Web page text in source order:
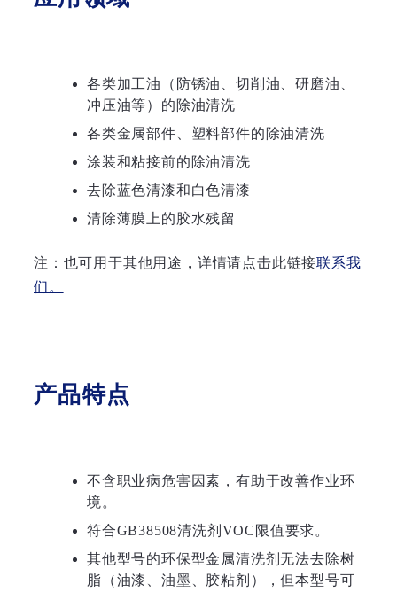
各类加工油（防锈油、切削油、研磨油、
冲压油等）的除油清洗
各类金属部件、塑料部件的除油清洗
涂装和粘接前的除油清洗
去除蓝色清漆和白色清漆
清除薄膜上的胶水残留
注：也可用于其他用途，详情请点击此链接联系我
们。
产品特点
不含职业病危害因素，有助于改善作业环
境。
符合GB38508清洗剂VOC限值要求。
其他型号的环保型金属清洗剂无法去除树
脂（油漆、油墨、胶粘剂），但本型号可